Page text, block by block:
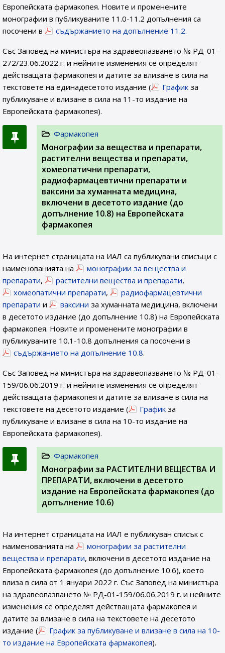
Европейската фармакопея. Новите и променените
монографии в публикуваните 11.0-11.2 допълнения са
посочени в
съдържанието на допълнение 11.2.
Със Заповед на министъра на здравеопазването № РД-01-
272/23.06.2022 г. и нейните изменения се определят
действащата фармакопея и датите за влизане в сила на
текстовете на единадесетото издание (
График за
публикуване и влизане в сила на 11-то издание на
Европейската фармакопея).
Фармакопея
Монографии за вещества и препарати,
растителни вещества и препарати,
хомеопатични препарати,
радиофармацевтични препарати и
ваксини за хуманната медицина,
включени в десетото издание (до
допълнение 10.8) на Европейската
фармакопея
На интернет страницата на ИАЛ са публикувани списъци с
наименованията на
монографии за вещества и
препарати, растителни вещества и препарати,
хомеопатични препарати,
радиофармацевтични
препарати и ваксини за хуманната медицина, включени
в десетото издание (до допълнение 10.8) на Европейската
фармакопея. Новите и променените монографии в
публикуваните 10.1-10.8 допълнения са посочени в
съдържанието на допълнение 10.8.
Със Заповед на министъра на здравеопазването № РД-01-
159/06.06.2019 г. и нейните изменения се определят
действащата фармакопея и датите за влизане в сила на
текстовете на десетото издание (
График за
публикуване и влизане в сила на 10-то издание на
Европейската фармакопея).
Фармакопея
Монографии за РАСТИТЕЛНИ ВЕЩЕСТВА И
ПРЕПАРАТИ, включени в десетото
издание на Европейската фармакопея (до
допълнение 10.6)
На интернет страницата на ИАЛ e публикуван списък с
наименованията на
монографии за растителни
вещества и препарати, включени в десетото издание на
Европейската фармакопея (до допълнение 10.6), което
влиза в сила от 1 януари 2022 г. Със Заповед на министъра
на здравеопазването № РД-01-159/06.06.2019 г. и нейните
изменения се определят действащата фармакопея и
датите за влизане в сила на текстовете на десетото
издание (
График за публикуване и влизане в сила на 10-
то издание на Европейската фармакопея).